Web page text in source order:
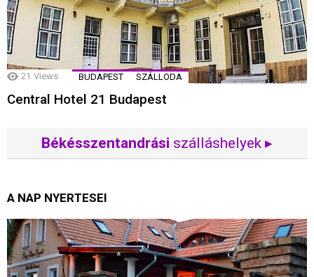
21 Views BUDAPEST SZÁLLODA
Central Hotel 21 Budapest
Békésszentandrási szálláshelyek ▸
A NAP NYERTESEI